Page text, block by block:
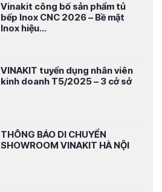
Vinakit công bố sản phẩm tủ
bếp Inox CNC 2026 – Bề mặt
Inox hiệu...
VINAKIT tuyển dụng nhân viên
kinh doanh T5/2025 – 3 cở sở
THÔNG BÁO DI CHUYỂN
SHOWROOM VINAKIT HÀ NỘI